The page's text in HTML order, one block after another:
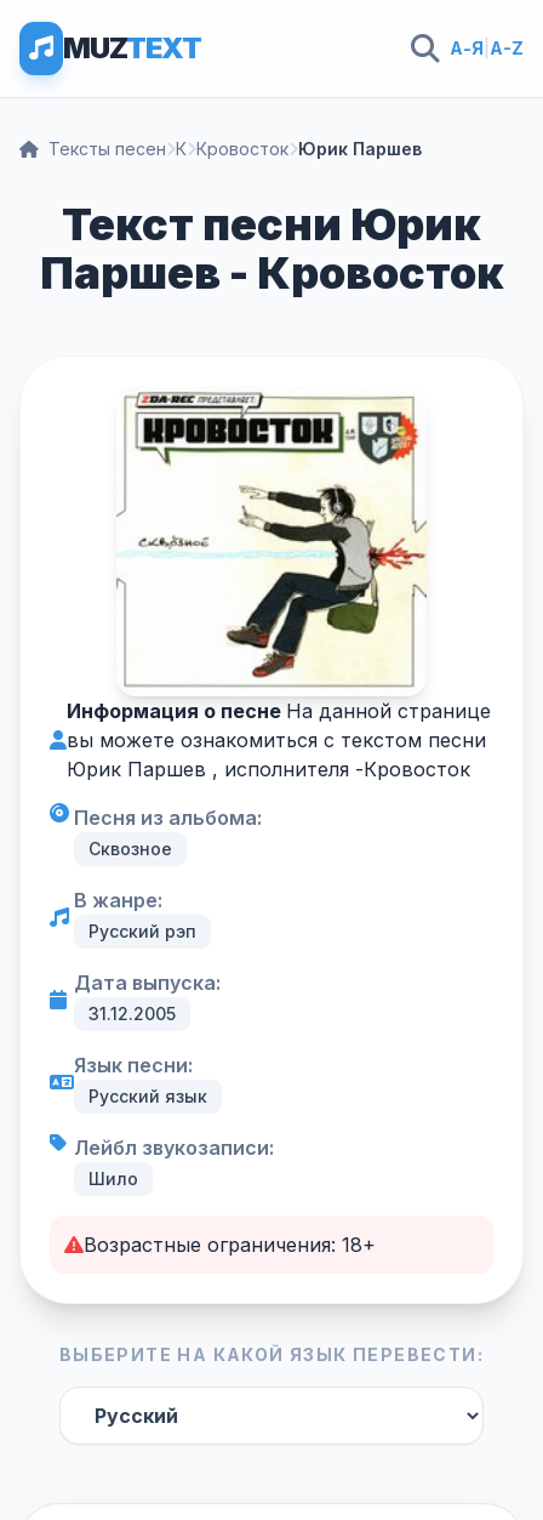
MUZTEXT А-Я A-Z
Тексты песен К Кровосток Юрик Паршев
Текст песни Юрик
Паршев - Кровосток
Информация о песне На данной странице
вы можете ознакомиться с текстом песни
Юрик Паршев , исполнителя -Кровосток
Песня из альбома:
Сквозное
В жанре:
Русский рэп
Дата выпуска:
31.12.2005
Язык песни:
Русский язык
Лейбл звукозаписи:
Шило
Возрастные ограничения: 18+
ВЫБЕРИТЕ НА КАКОЙ ЯЗЫК ПЕРЕВЕСТИ: